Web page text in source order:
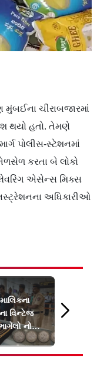
મુંબઈના ચીરાબજારમાં
થયો હતો. તેમણે
પોલીસ-સ્ટેશનમાં
ભેળસેળ કરતા બે લોકો
એસેન્સ મિક્સ
અધિકારીઓ
વિન્ટેજ
નોકર
પર...